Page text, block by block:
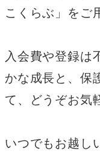
こくらぶ」をご
入会費や登録は
かな成長と、保
て、どうぞお気
いつでもお越し